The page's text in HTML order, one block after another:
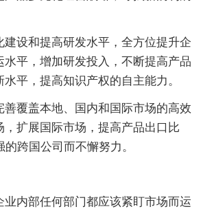
建设和提高研发水平，全方位提升企
水平，增加研发投入，不断提高产品
平，提高知识产权的自主能力。
善覆盖本地、国内和国际市场的高效
，扩展国际市场，提高产品出口比
跨国公司而不懈努力。
内部任何部门都应该紧盯市场而运